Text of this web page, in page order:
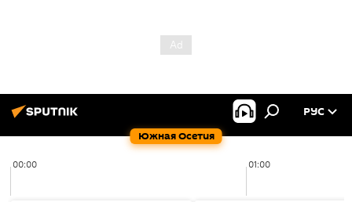
Южная Осетия
РУС
00:00 01:00